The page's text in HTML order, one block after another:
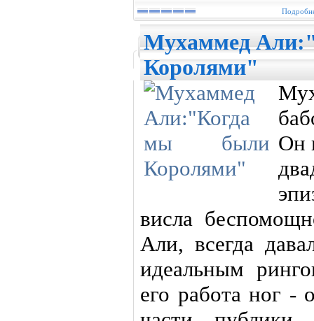
Мухаммед
Королями"
Он
висла
Али, всегда
идеальным
его работа ног -